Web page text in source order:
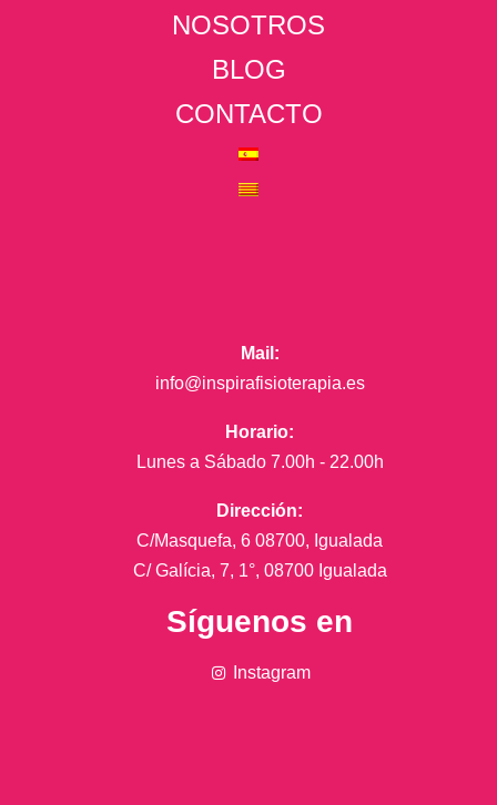
NOSOTROS
BLOG
CONTACTO
Mail:
info@inspirafisioterapia.es
Horario:
Lunes a Sábado 7.00h - 22.00h
Dirección:
C/Masquefa, 6 08700, Igualada
C/ Galícia, 7, 1°, 08700 Igualada
Síguenos en
Instagram